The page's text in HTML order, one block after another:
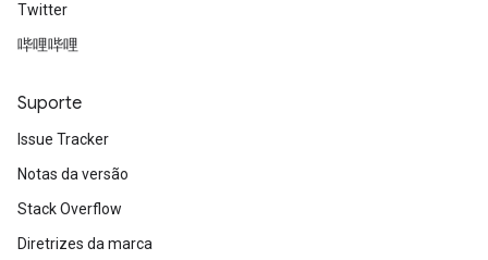
Twitter
哔哩哔哩
Suporte
Issue Tracker
Notas da versão
Stack Overflow
Diretrizes da marca